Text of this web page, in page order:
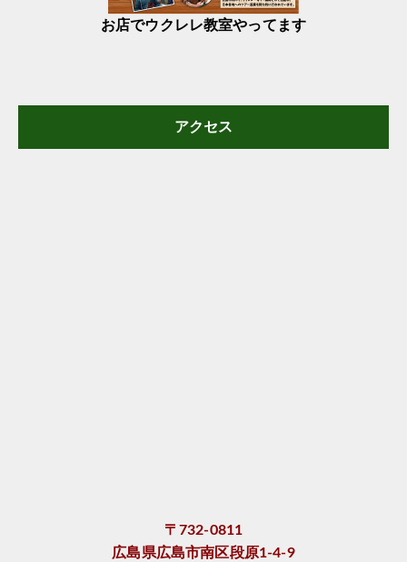
お店でウクレレ教室やってます
アクセス
〒732-0811
広島県広島市南区段原1-4-9